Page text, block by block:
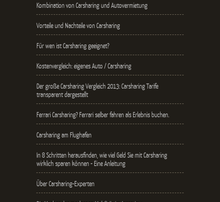
Kombination von Carsharing und Autovermietung
Vorteile und Nachteile von Carsharing
Für wen ist Carsharing geeignet?
Kostenvergleich: eigenes Auto / Carsharing
Der große Carsharing Vergleich 2013: Carsharing Tarife
transparent dargestellt
Ferrari Carsharing? Ferrari selber fahren als Erlebnis buchen.
Carsharing am Flughafen
In 8 Schritten herausfinden, wie viel Geld Sie mit Carsharing
wirklich sparen können - Eine Anleitung
Über Carsharing-Experten